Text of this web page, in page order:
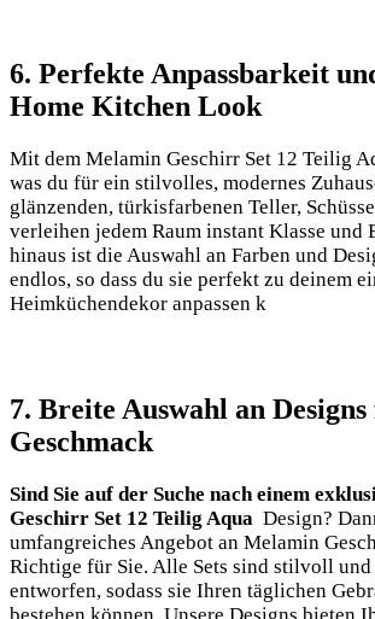
6. Perfekte Anpassbarkeit
Home Kitchen Look
Mit dem Melamin Geschirr Set ​12 Teilig
‍was du ‌für ‌ein stilvolles, ⁤modernes
glänzenden,⁣ türkisfarbenen Teller,
verleihen ⁤jedem Raum instant Klasse ​und
hinaus ⁤ist die Auswahl an Farben und
endlos, so dass du ‍sie perfekt zu deinem
Heimküchendekor anpassen k
7. Breite Auswahl an
Geschmack
Sind Sie auf der Suche‌ nach einem
Geschirr ‌Set ⁣12 Teilig Aqua ⁣ Design?
umfangreiches Angebot an Melamin
Richtige für Sie. Alle Sets ⁣sind stilvoll
entworfen, sodass sie ⁣Ihren täglichen